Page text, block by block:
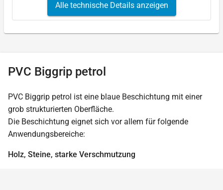
Alle technische Details anzeigen
PVC Biggrip petrol
PVC Biggrip petrol ist eine blaue Beschichtung mit einer
grob strukturierten Oberfläche.
Die Beschichtung eignet sich vor allem für folgende
Anwendungsbereiche:
Holz, Steine, starke Verschmutzung